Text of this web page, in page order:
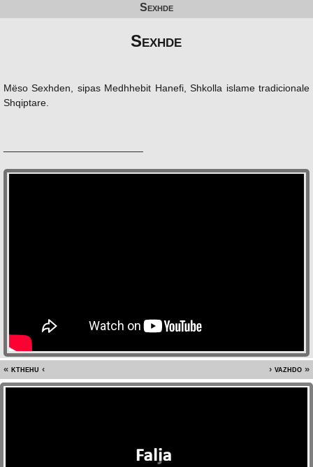
Sexhde
Sexhde
Mëso Sexhden, sipas Medhhebit Hanefi, Shkolla islame tradicionale
Shqiptare.
kthehu vazhdo